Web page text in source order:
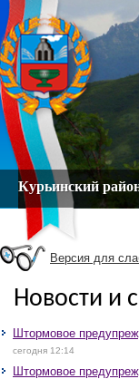
Курьинский
Версия для
Новости и
Штормовое
сегодня 12:14
Штормовое